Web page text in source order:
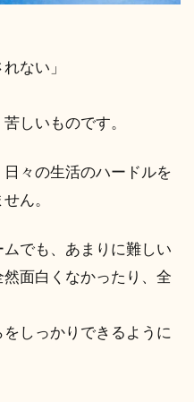
ない」
しいものです。
々の生活のハードルを
ん。
でも、あまりに難しい
面白くなかったり、全
しっかりできるように